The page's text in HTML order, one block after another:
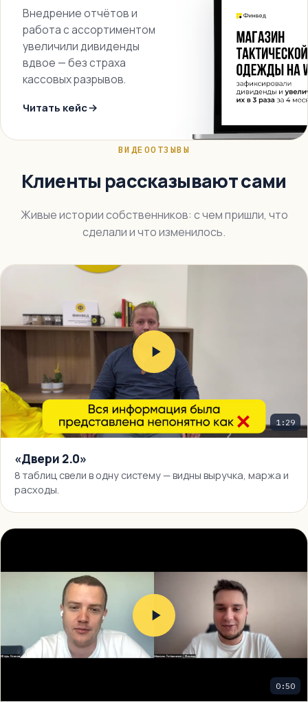
Внедрение отчётов и
работа с ассортиментом
увеличили дивиденды
вдвое — без страха
кассовых разрывов.
Читать кейс
ВИДЕООТЗЫВЫ
Клиенты рассказывают сами
Живые истории собственников: с чем пришли, что
сделали и что изменилось.
1:29
«Двери 2.0»
8 таблиц свели в одну систему — видны выручка, маржа и
расходы.
0:50